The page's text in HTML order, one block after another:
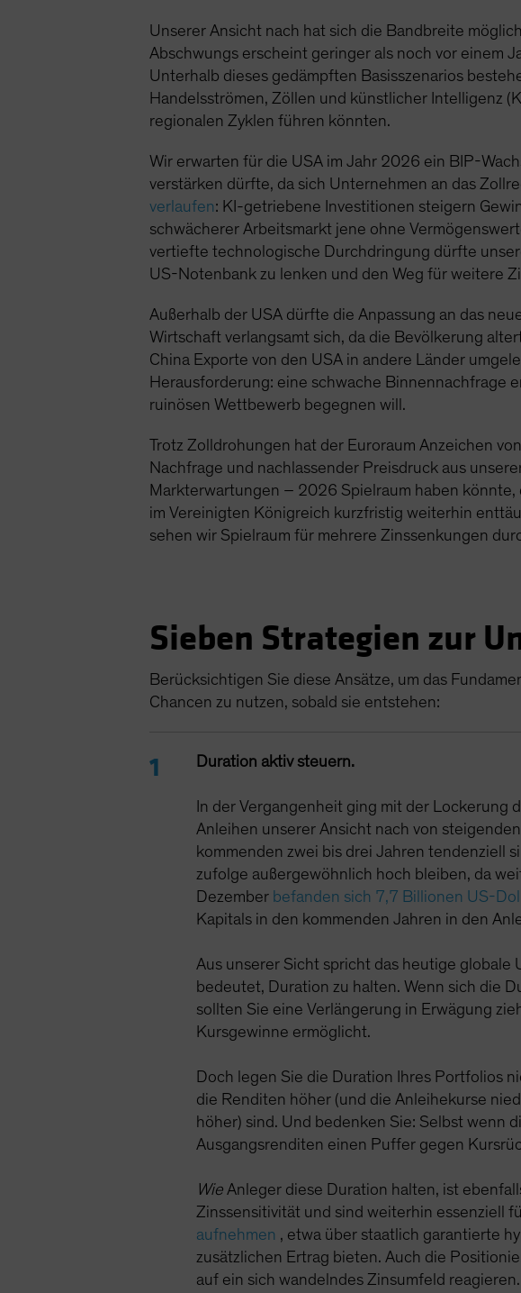
Unserer Ansicht nach hat sich die Bandbreite
Abschwungs erscheint geringer als noch vor einem
Unterhalb dieses gedämpften Basisszenarios
Handelsströmen, Zöllen und künstlicher Intelligenz
regionalen Zyklen führen könnten.
Wir erwarten für die USA im Jahr 2026 ein BIP-
verstärken dürfte, da sich Unternehmen an das
verlaufen: KI-getriebene Investitionen steigern
schwächerer Arbeitsmarkt jene ohne
vertiefte technologische Durchdringung dürfte
US-Notenbank zu lenken und den Weg für weitere
Außerhalb der USA dürfte die Anpassung an das
Wirtschaft verlangsamt sich, da die Bevölkerung
China Exporte von den USA in andere Länder
Herausforderung: eine schwache Binnennachfrage
ruinösen Wettbewerb begegnen will.
Trotz Zolldrohungen hat der Euroraum Anzeichen
Nachfrage und nachlassender Preisdruck aus
Markterwartungen – 2026 Spielraum haben
im Vereinigten Königreich kurzfristig weiterhin
sehen wir Spielraum für mehrere Zinssenkungen
Sieben Strategien zur
Berücksichtigen Sie diese Ansätze, um das
Chancen zu nutzen, sobald sie entstehen:
Duration aktiv steuern.
In der Vergangenheit ging mit der
Anleihen unserer Ansicht nach von
kommenden zwei bis drei Jahren tendenziell
zufolge außergewöhnlich hoch bleiben, da
Dezember befanden sich 7,7 Billionen US-
Kapitals in den kommenden Jahren in den
Aus unserer Sicht spricht das heutige globale
bedeutet, Duration zu halten. Wenn sich die
sollten Sie eine Verlängerung in Erwägung
Kursgewinne ermöglicht.
Doch legen Sie die Duration Ihres Portfolios
die Renditen höher (und die Anleihekurse
höher) sind. Und bedenken Sie: Selbst wenn
Ausgangsrenditen einen Puffer gegen
Wie Anleger diese Duration halten, ist
Zinssensitivität und sind weiterhin essenziell
aufnehmen , etwa über staatlich garantierte
zusätzlichen Ertrag bieten. Auch die
auf ein sich wandelndes Zinsumfeld